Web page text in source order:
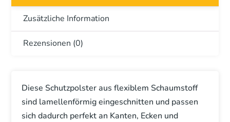
Zusätzliche Information
Rezensionen (0)
Diese Schutzpolster aus flexiblem Schaumstoff
sind lamellenförmig eingeschnitten und passen
sich dadurch perfekt an Kanten, Ecken und